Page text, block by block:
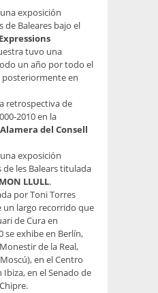
exposición
de Baleares bajo el
tuvo una
un año por todo el
posteriormente en
retrospectiva de
2010 en la
del Consell
exposición
les Balears titulada
LLULL.
por Toni Torres
largo recorrido que
de Cura en
se exhibe en Berlín,
de la Real,
en el Centro
Ibiza, en el Senado de